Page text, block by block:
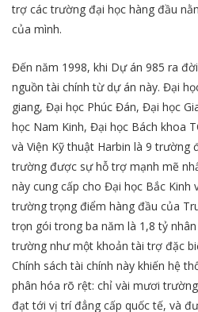
trợ các trường đại học hàng đầu
của mình.
Đến năm 1998, khi Dự án 985 ra
nguồn tài chính từ dự án này. Đại
giang, Đại học Phúc Đán, Đại học
học Nam Kinh, Đại học Bách khoa
và Viện Kỹ thuật Harbin là 9
trường được sự hỗ trợ mạnh mẽ
này cung cấp cho Đại học Bắc Kinh
trường trọng điểm hàng đầu của
trọn gói trong ba năm là 1,8 tỷ
trường như một khoản tài trợ đặc
Chính sách tài chính này khiến hệ
phân hóa rõ rệt: chỉ vài mươi
đạt tới vị trí đẳng cấp quốc tế, và